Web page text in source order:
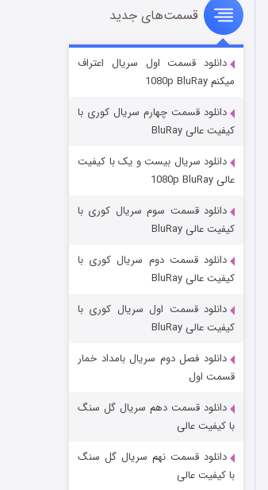
سریال زشت
قسمت۲ (زیرنویس) منتشر شد
مردگان متحرک: شهر مرده ۳
شکست استوارت در نجات جهان
قسمت ۷ (زیرنویس) منتشر شد
قسمت‌های جدید
دانلود قسمت اول سریال اعتراف
میکنم 1080p BluRay
دانلود قسمت چهارم سریال کوری با
کیفیت عالی BluRay
دانلود سریال بیست و یک با کیفیت
عالی 1080p BluRay
دانلود قسمت سوم سریال کوری با
کیفیت عالی BluRay
دانلود قسمت دوم سریال کوری با
کیفیت عالی BluRay
دانلود قسمت اول سریال کوری با
کیفیت عالی BluRay
دانلود فصل دوم سریال بامداد خمار
قسمت اول
دانلود قسمت دهم سریال گل سنگ
با کیفیت عالی
دانلود قسمت نهم سریال گل سنگ
با کیفیت عالی